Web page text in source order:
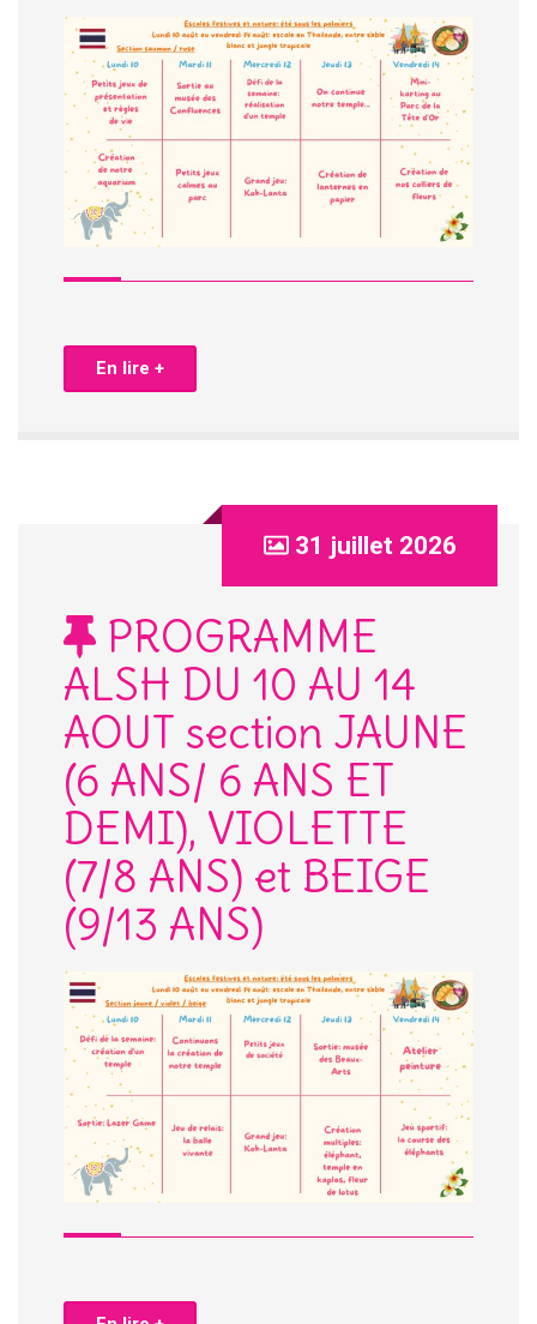
En lire +
31 juillet 2026
PROGRAMME
ALSH DU 10 AU 14
AOUT section JAUNE
(6 ANS/ 6 ANS ET
DEMI), VIOLETTE
(7/8 ANS) et BEIGE
(9/13 ANS)